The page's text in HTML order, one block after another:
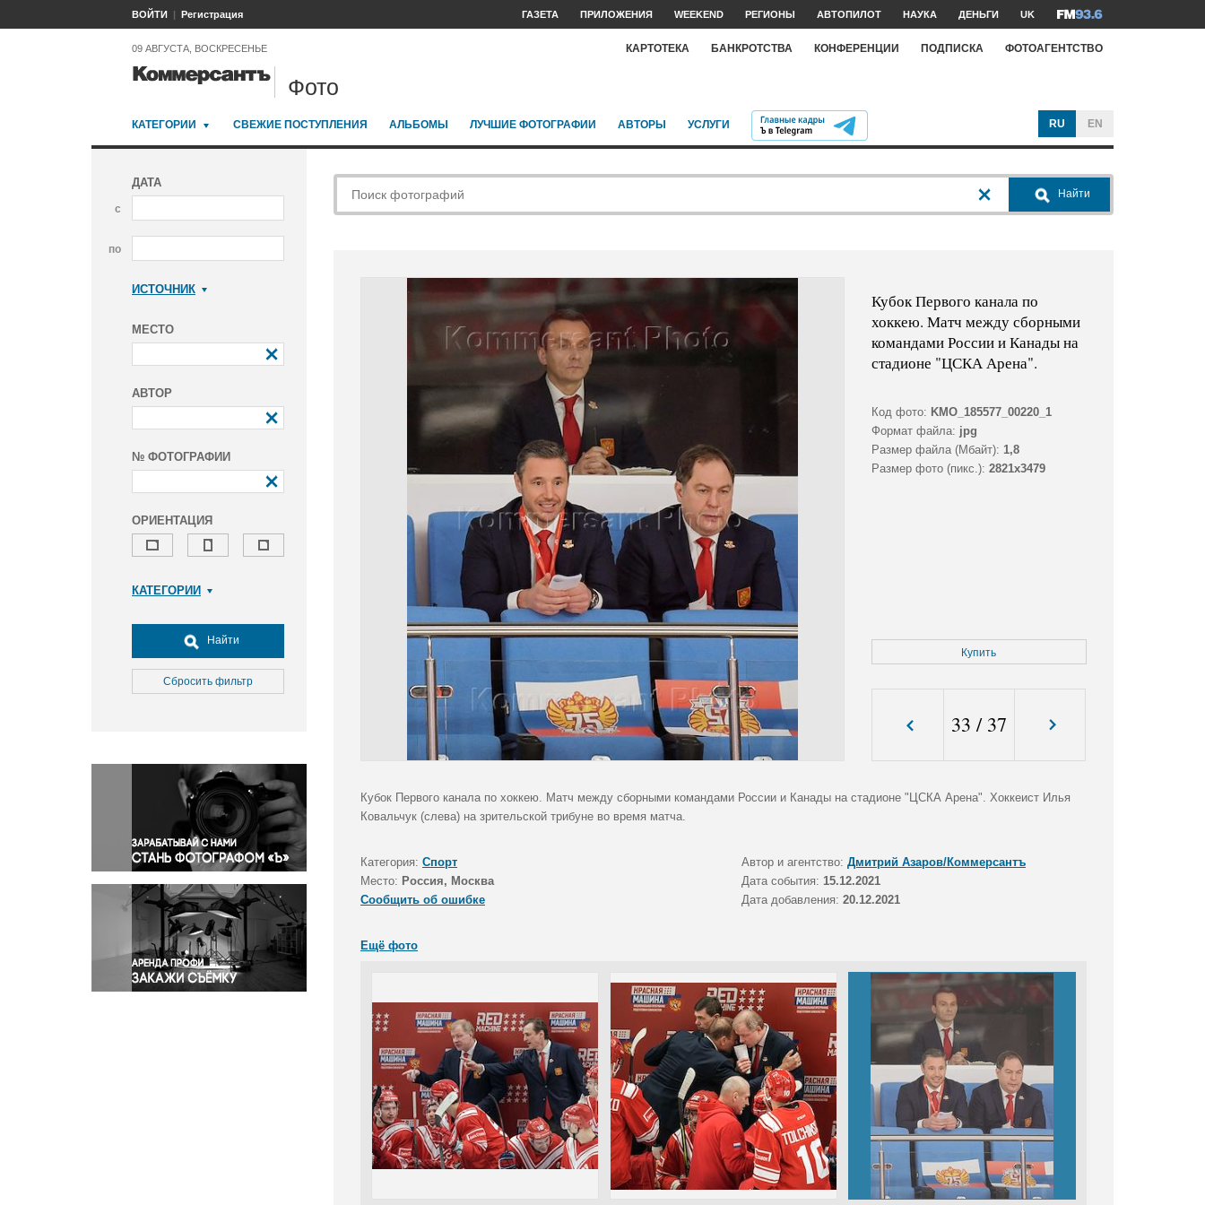
ВОЙТИ Регистрация ГАЗЕТА ПРИЛОЖЕНИЯ WEEKEND РЕГИОНЫ АВТОПИЛОТ НАУКА ДЕНЬГИ UK
09 АВГУСТА, ВОСКРЕСЕНЬЕ КАРТОТЕКА БАНКРОТСТВА КОНФЕРЕНЦИИ ПОДПИСКА ФОТОАГЕНТСТВО
Фото
КАТЕГОРИИ СВЕЖИЕ ПОСТУПЛЕНИЯ АЛЬБОМЫ ЛУЧШИЕ ФОТОГРАФИИ АВТОРЫ УСЛУГИ RU EN
ДАТА
с
по
ИСТОЧНИК
МЕСТО
АВТОР
№ ФОТОГРАФИИ
ОРИЕНТАЦИЯ
КАТЕГОРИИ
Досуг, туризм и отдых
Культура
Медицина
Окружающая среда
Политика
Правосудие
Происшествия и конфликты
Религия
Светская жизнь
Спорт
Экология
Экономика и бизнес
Найти
Сбросить фильтр
Найти
Кубок Первого канала по
хоккею. Матч между сборными
командами России и Канады на
стадионе "ЦСКА Арена".
Код фото: KMO_185577_00220_1
Формат файла: jpg
Размер файла (Мбайт): 1,8
Размер фото (пикс.): 2821x3479
Купить
33 / 37
Кубок Первого канала по хоккею. Матч между сборными командами России и Канады на стадионе "ЦСКА Арена". Хоккеист Илья
Ковальчук (слева) на зрительской трибуне во время матча.
Категория: Спорт Автор и агентство: Дмитрий Азаров/Коммерсантъ
Место: Россия, Москва Дата события: 15.12.2021
Сообщить об ошибке
Дата добавления: 20.12.2021
Ещё фото